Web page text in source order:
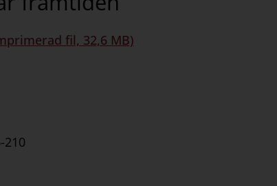
fil, 32,6 MB)
210